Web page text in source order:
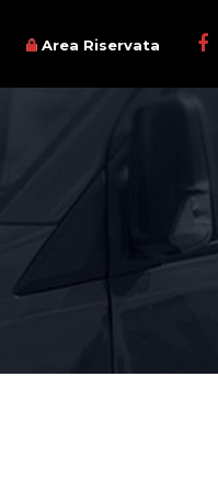
Area Riservata